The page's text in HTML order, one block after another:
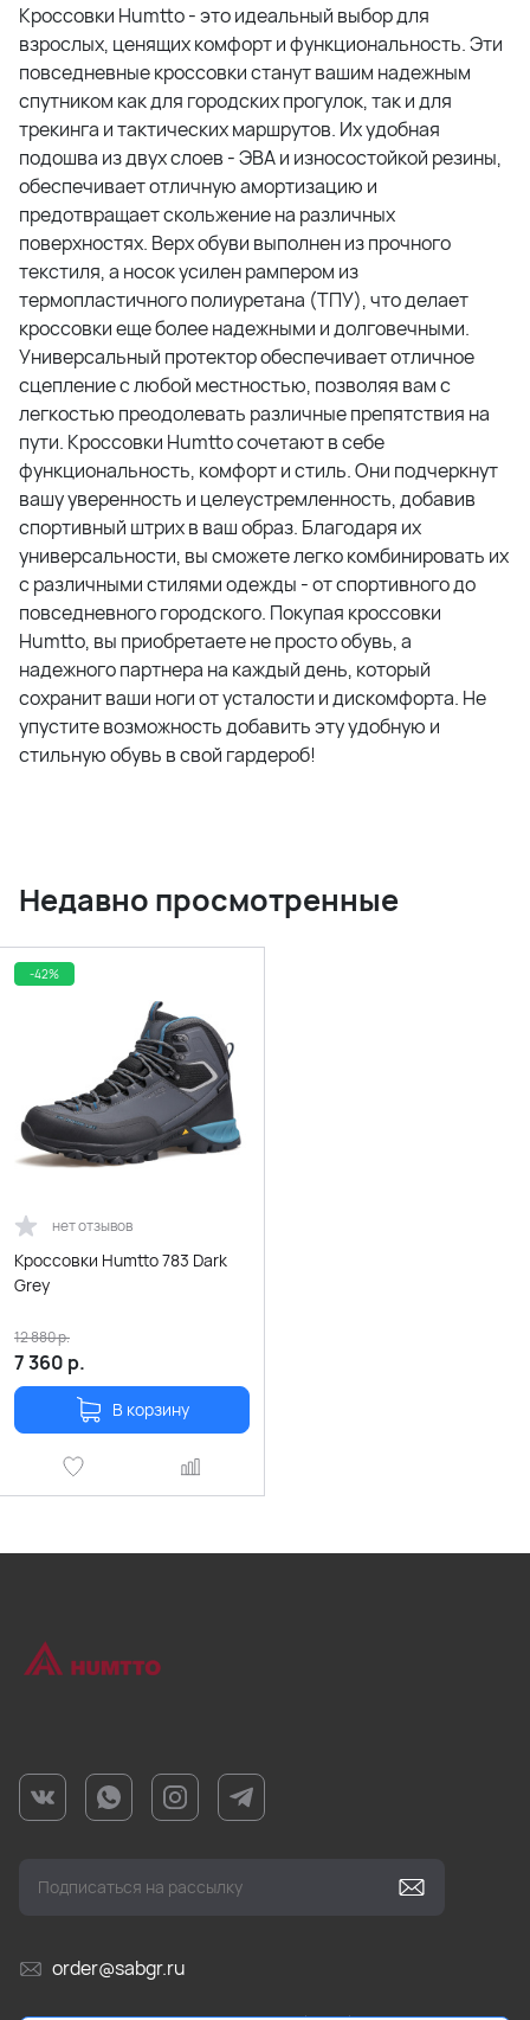
Кроссовки Humtto - это идеальный выбор для
взрослых, ценящих комфорт и функциональность. Эти
повседневные кроссовки станут вашим надежным
спутником как для городских прогулок, так и для
трекинга и тактических маршрутов. Их удобная
подошва из двух слоев - ЭВА и износостойкой резины,
обеспечивает отличную амортизацию и
предотвращает скольжение на различных
поверхностях. Верх обуви выполнен из прочного
текстиля, а носок усилен рампером из
термопластичного полиуретана (ТПУ), что делает
кроссовки еще более надежными и долговечными.
Универсальный протектор обеспечивает отличное
сцепление с любой местностью, позволяя вам с
легкостью преодолевать различные препятствия на
пути. Кроссовки Humtto сочетают в себе
функциональность, комфорт и стиль. Они подчеркнут
вашу уверенность и целеустремленность, добавив
спортивный штрих в ваш образ. Благодаря их
универсальности, вы сможете легко комбинировать их
с различными стилями одежды - от спортивного до
повседневного городского. Покупая кроссовки
Humtto, вы приобретаете не просто обувь, а
надежного партнера на каждый день, который
сохранит ваши ноги от усталости и дискомфорта. Не
упустите возможность добавить эту удобную и
стильную обувь в свой гардероб!
Недавно просмотренные
-42%
нет отзывов
Кроссовки Humtto 783 Dark
Grey
7 360 р.
12 880р.
В корзину
order@sabgr.ru